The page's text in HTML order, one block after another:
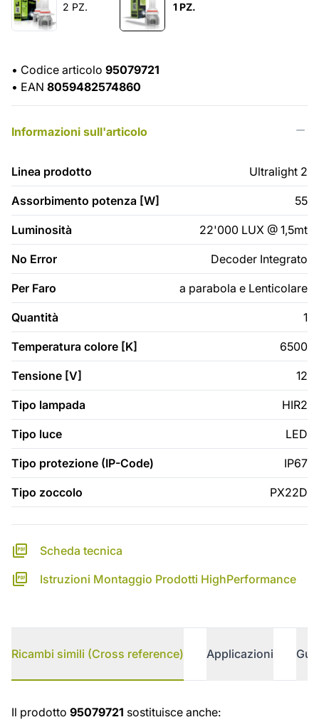
2 PZ.
1 PZ.
• Codice articolo 95079721
• EAN 8059482574860
Informazioni sull'articolo
Linea prodotto Ultralight 2
Assorbimento potenza [W] 55
Luminosità 22'000 LUX @ 1,5mt
No Error Decoder Integrato
Per Faro a parabola e Lenticolare
Quantità 1
Temperatura colore [K] 6500
Tensione [V] 12
Tipo lampada HIR2
Tipo luce LED
Tipo protezione (IP-Code) IP67
Tipo zoccolo PX22D
Scheda tecnica
Istruzioni Montaggio Prodotti HighPerformance
Ricambi simili (Cross reference) Applicazioni
Ricambi simili (Cross reference)
Il prodotto 95079721 sostituisce anche: